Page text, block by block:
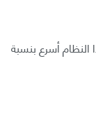
أسرع بنسبة